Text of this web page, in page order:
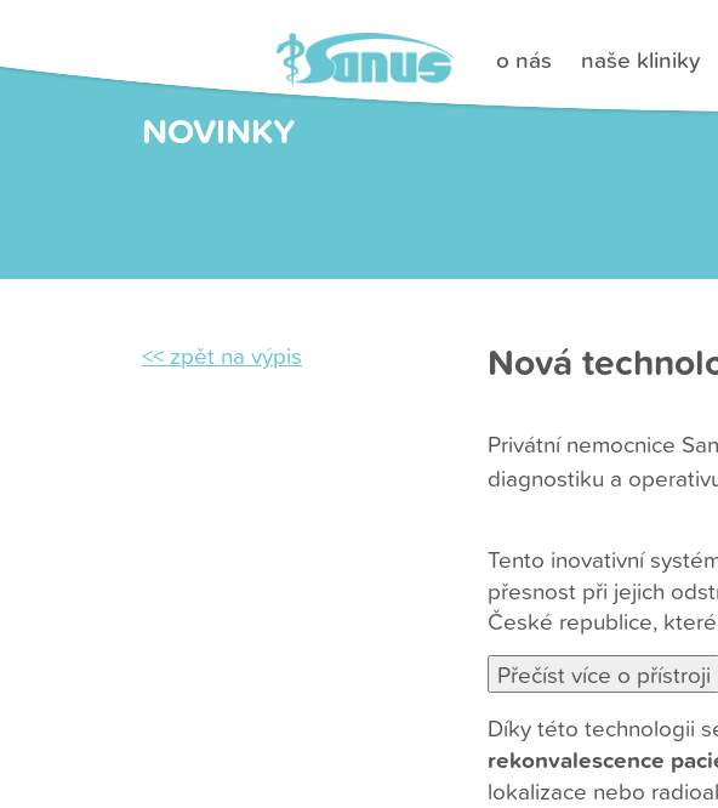
o nás naše kliniky
NOVINKY
<< zpět na výpis Nová
Privátní nemocnice
diagnostiku a
Tento inovativní
přesnost při jejich
České republice,
Díky této technologii
rekonvalescence
lokalizace nebo